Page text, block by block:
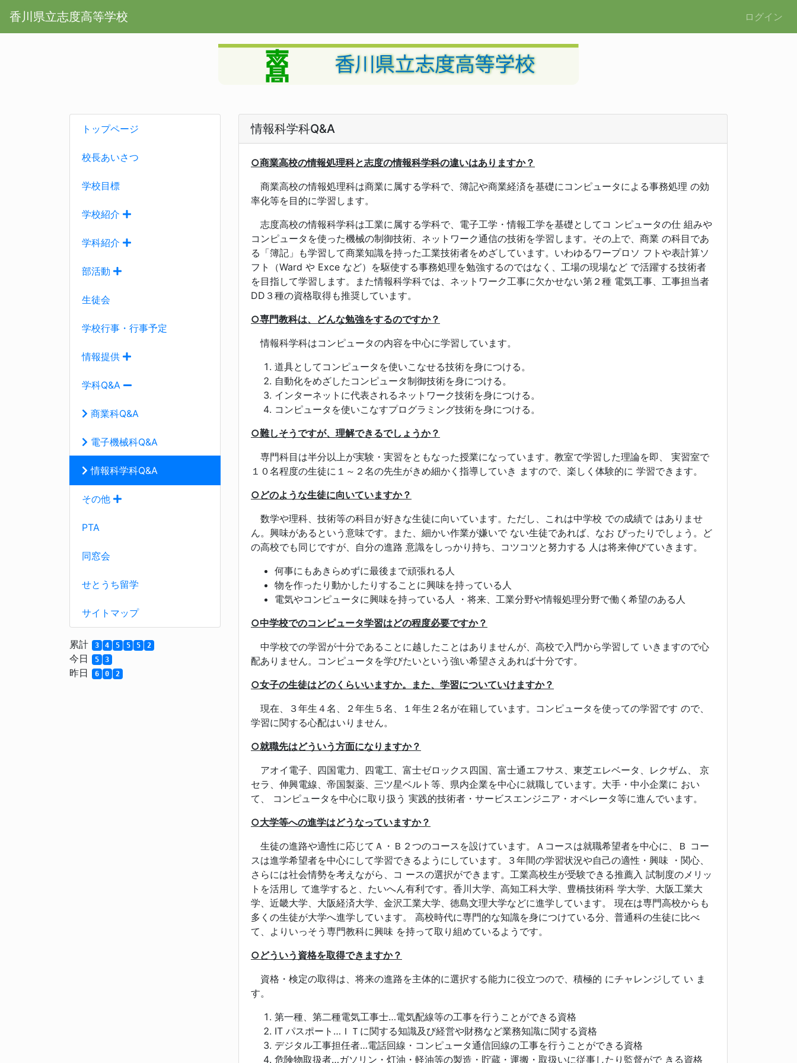
香川県立志度高等学校 ログイン
トップページ
校長あいさつ
学校目標
学校紹介
学科紹介
部活動
生徒会
学校行事・行事予定
情報提供
学科Q&A
商業科Q&A
電子機械科Q&A
情報科学科Q&A
その他
PTA
同窓会
せとうち留学
サイトマップ
累計 3 4 5 5 5 2
今日 5 3
昨日 6 0 2
情報科学科Q&A
○商業高校の情報処理科と志度の情報科学科の違いはありますか？
商業高校の情報処理科は商業に属する学科で、簿記や商業経済を基礎にコンピュータによる事務処理 の効
率化等を目的に学習します。
志度高校の情報科学科は工業に属する学科で、電子工学・情報工学を基礎としてコ ンピュータの仕 組みや
コンピュータを使った機械の制御技術、ネットワーク通信の技術を学習します。その上で、商業 の科目であ
る「簿記」も学習して商業知識を持った工業技術者をめざしています。いわゆるワープロソ フトや表計算ソ
フト（Ward や Exce など）を駆使する事務処理を勉強するのではなく、工場の現場など で活躍する技術者
を目指して学習します。また情報科学科では、ネットワーク工事に欠かせない第２種 電気工事、工事担当者
DD３種の資格取得も推奨しています。
○専門教科は、どんな勉強をするのですか？
情報科学科はコンピュータの内容を中心に学習しています。
道具としてコンピュータを使いこなせる技術を身につける。
自動化をめざしたコンピュータ制御技術を身につける。
インターネットに代表されるネットワーク技術を身につける。
コンピュータを使いこなすプログラミング技術を身につける。
○難しそうですが、理解できるでしょうか？
専門科目は半分以上が実験・実習をともなった授業になっています。教室で学習した理論を即、 実習室で
１０名程度の生徒に１～２名の先生がきめ細かく指導していき ますので、楽しく体験的に 学習できます。
○どのような生徒に向いていますか？
数学や理科、技術等の科目が好きな生徒に向いています。ただし、これは中学校 での成績で はありませ
ん。興味があるという意味です。また、細かい作業が嫌いで ない生徒であれば、なお ぴったりでしょう。ど
の高校でも同じですが、自分の進路 意識をしっかり持ち、コツコツと努力する 人は将来伸びていきます。
何事にもあきらめずに最後まで頑張れる人
物を作ったり動かしたりすることに興味を持っている人
電気やコンピュータに興味を持っている人 ・将来、工業分野や情報処理分野で働く希望のある人
○中学校でのコンピュータ学習はどの程度必要ですか？
中学校での学習が十分であることに越したことはありませんが、高校で入門から学習して いきますので心
配ありません。コンピュータを学びたいという強い希望さえあれば十分です。
○女子の生徒はどのくらいいますか。また、学習についていけますか？
現在、３年生４名、２年生５名、１年生２名が在籍しています。コンピュータを使っての学習です ので、
学習に関する心配はいりません。
○就職先はどういう方面になりますか？
アオイ電子、四国電力、四電工、富士ゼロックス四国、富士通エフサス、東芝エレベータ、レクザム、 京
セラ、伸興電線、帝国製薬、三ツ星ベルト等、県内企業を中心に就職しています。大手・中小企業に おい
て、 コンピュータを中心に取り扱う 実践的技術者・サービスエンジニア・オペレータ等に進んでいます。
○大学等への進学はどうなっていますか？
生徒の進路や適性に応じてＡ・Ｂ２つのコースを設けています。Ａコースは就職希望者を中心に、Ｂ コー
スは進学希望者を中心にして学習できるようにしています。３年間の学習状況や自己の適性・興味 ・関心、
さらには社会情勢を考えながら、コ ースの選択ができます。工業高校生が受験できる推薦入 試制度のメリッ
トを活用し て進学すると、たいへん有利です。香川大学、高知工科大学、豊橋技術科 学大学、大阪工業大
学、近畿大学、大阪経済大学、金沢工業大学、徳島文理大学などに進学しています。 現在は専門高校からも
多くの生徒が大学へ進学しています。 高校時代に専門的な知識を身につけている分、普通科の生徒に比べ
て、よりいっそう専門教科に興味 を持って取り組めているようです。
○どういう資格を取得できますか？
資格・検定の取得は、将来の進路を主体的に選択する能力に役立つので、積極的 にチャレンジして い ま
す。
第一種、第二種電気工事士…電気配線等の工事を行うことができる資格
IT パスポート…ＩＴに関する知識及び経営や財務など業務知識に関する資格
デジタル工事担任者…電話回線・コンピュータ通信回線の工事を行うことができる資格
危険物取扱者…ガソリン・灯油・軽油等の製造・貯蔵・運搬・取扱いに従事したり監督がで きる資格